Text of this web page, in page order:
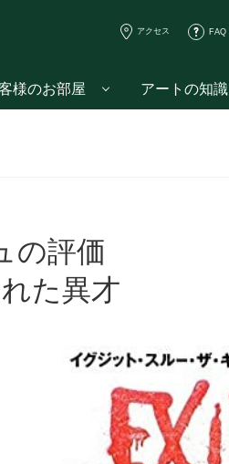
アクセス FAQ
様のお部屋 アートの知識
の評価
た異才